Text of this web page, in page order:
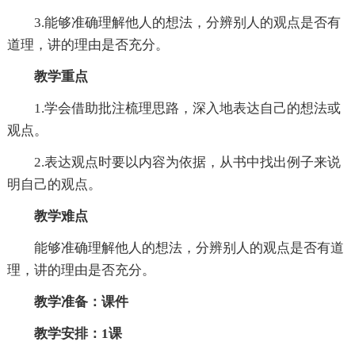
3.能够准确理解他人的想法，分辨别人的观点是否有
道理，讲的理由是否充分。
教学重点
1.学会借助批注梳理思路，深入地表达自己的想法或
观点。
2.表达观点时要以内容为依据，从书中找出例子来说
明自己的观点。
教学难点
能够准确理解他人的想法，分辨别人的观点是否有道
理，讲的理由是否充分。
教学准备：课件
教学安排：1课